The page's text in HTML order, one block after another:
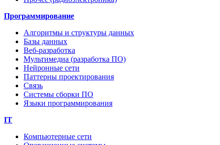
Программирование
Алгоритмы и структуры данных
Базы данных
Веб-разработка
Мультимедиа (разработка ПО)
Нейронные сети
Паттерны проектирования
Связь
Системы сборки ПО
Языки программирования
IT
Компьютерные сети